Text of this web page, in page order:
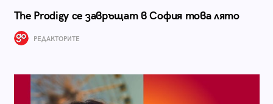
The Prodigy се завръщат в София това лято
РЕДАКТОРИТЕ